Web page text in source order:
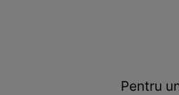
Pentru